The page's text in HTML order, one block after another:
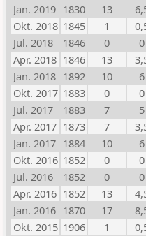
Jan. 2019 1830 13
Okt. 2018 1845 1
Jul. 2018
1846 0
0
Apr. 2018 1846 13
Jan. 2018 1892 10
6
Okt. 2017 1883 0
0
Jul. 2017
1883 7
5
Apr. 2017 1873 7
Jan. 2017 1884 10
6
Okt. 2016 1852 0
0
Jul. 2016
1852 0
0
Apr. 2016 1852 13
Jan. 2016 1870 17
Okt. 2015 1906 1